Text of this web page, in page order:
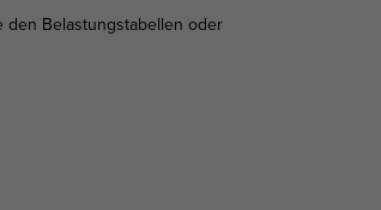
den Belastungstabellen oder